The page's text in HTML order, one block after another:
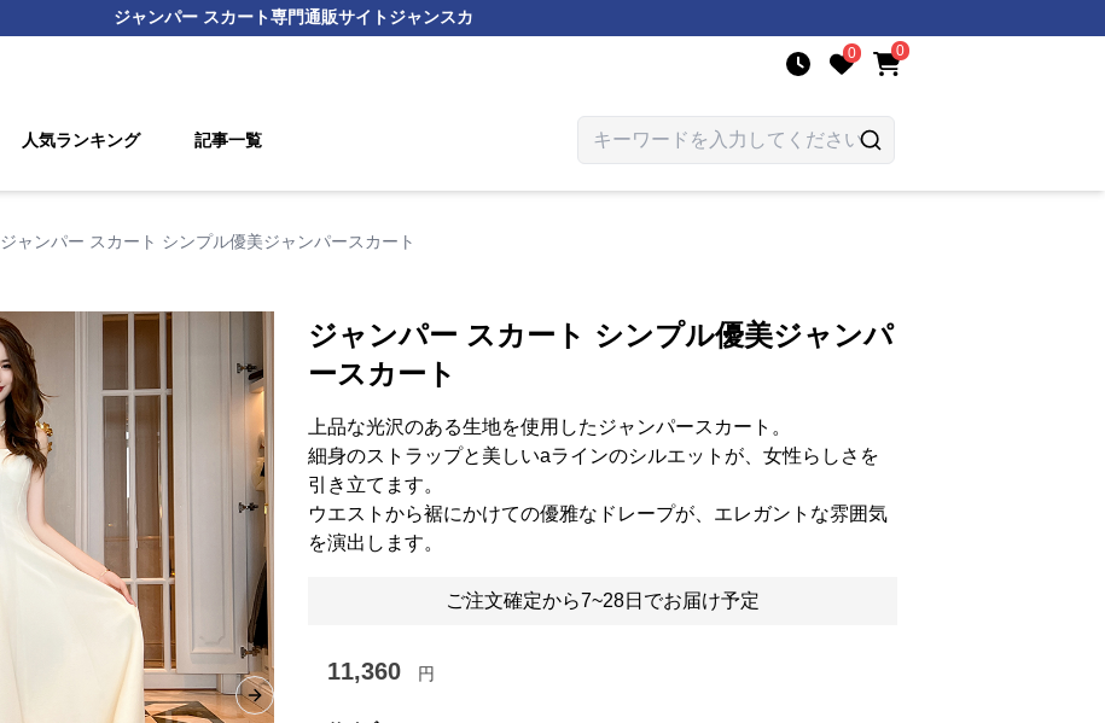
ジャンパー スカート専門通販サイトジャンスカ
0 0
人気ランキング 記事一覧
ジャンパー スカート シンプル優美ジャンパースカート
Next slide
ジャンパー スカート シンプル優美ジャンパ
ースカート
上品な光沢のある生地を使用したジャンパースカート。
細身のストラップと美しいaラインのシルエットが、女性らしさを
引き立てます。
ウエストから裾にかけての優雅なドレープが、エレガントな雰囲気
を演出します。
ご注文確定から7~28日でお届け予定
11,360 円